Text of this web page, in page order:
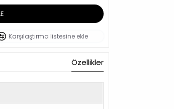
Karşılaştırma listesine ekle
Özellikler